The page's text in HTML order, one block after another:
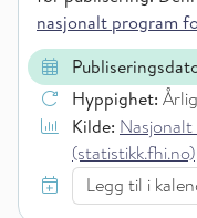
nasjonalt program
Hyppighet: Årlig
Kilde: Nasjonalt
(statistikk.fhi.no)
Legg til i